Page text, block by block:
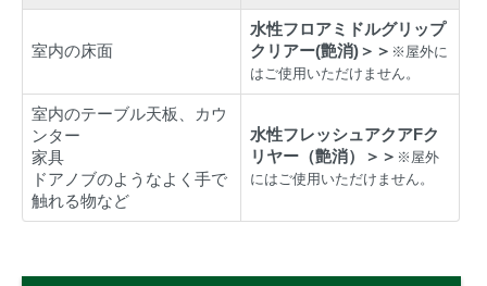
室内の床面
水性フロアミドルグリップ
クリアー(艶消)＞＞ ※屋外に
はご使用いただけません。
室内のテーブル天板、カウ
ンター
家具
ドアノブのようなよく手で
触れる物など
水性フレッシュアクアFク
リヤー（艶消）＞＞ ※屋外
にはご使用いただけません。